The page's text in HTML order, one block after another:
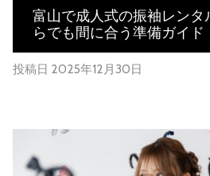
富山で成人式の振袖レンタ
らでも間に合う準備ガイド
投稿日 2025年12月30日